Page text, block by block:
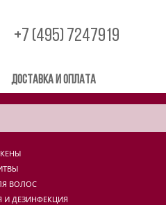
+7 (495) 7247919
Доставка и оплата
ВОЛОС
И ДЕЗИНФЕКЦИЯ